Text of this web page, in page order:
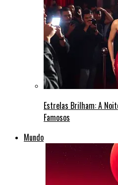
Estrelas Brilham: A
Famosos
Mundo